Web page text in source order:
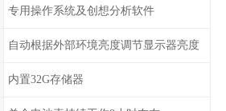
专用操作系统及创想分析软件
自动根据外部环境亮度调节显示器亮度
内置32G存储器